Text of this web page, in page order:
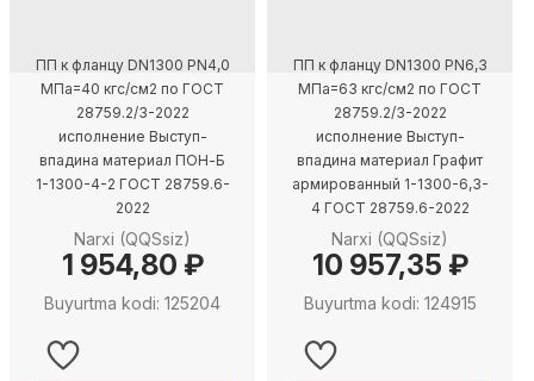
ПП к фланцу DN1300 PN4,0
МПа=40 кгс/см2 по ГОСТ
28759.2/3-2022
исполнение Выступ-
впадина материал ПОН-Б
1-1300-4-2 ГОСТ 28759.6-
2022
Narxi (QQSsiz)
1 954,80 ₽
Buyurtma kodi: 125204
ПП к фланцу DN1300 PN6,3
МПа=63 кгс/см2 по ГОСТ
28759.2/3-2022
исполнение Выступ-
впадина материал Графит
армированный 1-1300-6,3-
4 ГОСТ 28759.6-2022
Narxi (QQSsiz)
10 957,35 ₽
Buyurtma kodi: 124915